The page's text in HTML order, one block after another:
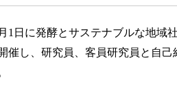
月 1 日に発酵とサステナブルな地域
催し、研究員、客員研究員と自